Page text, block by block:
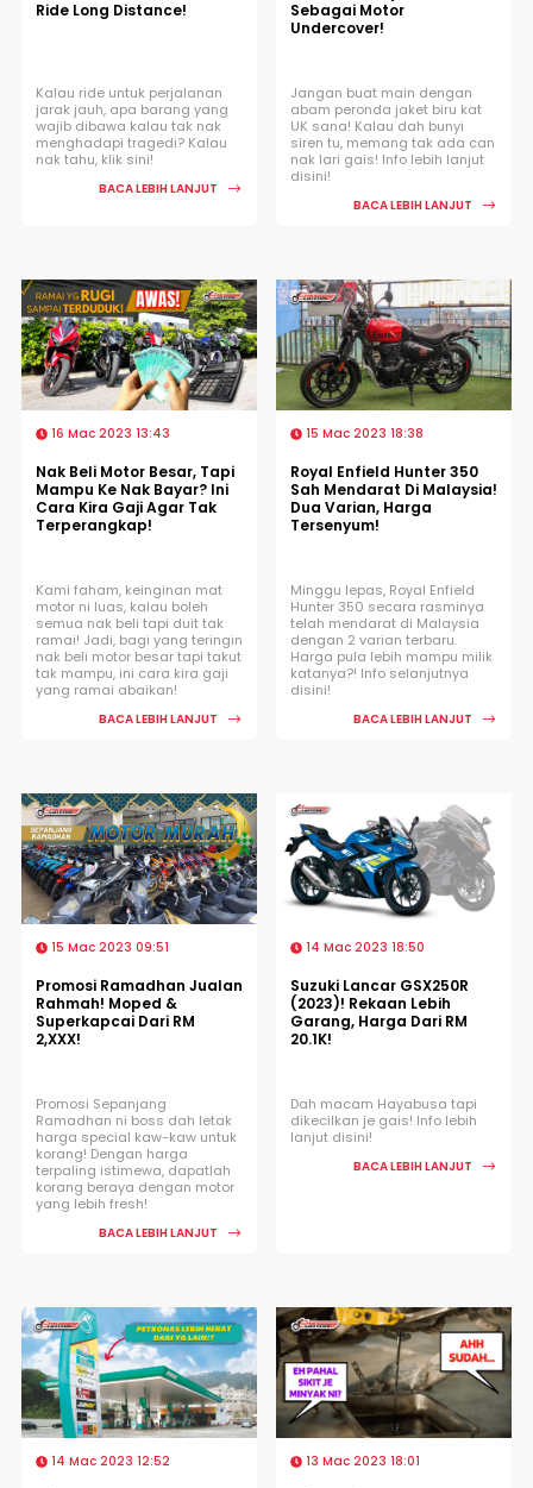
Ride Long Distance!
Kalau ride untuk perjalanan
jarak jauh, apa barang yang
wajib dibawa kalau tak nak
menghadapi tragedi? Kalau
nak tahu, klik sini!
BACA LEBIH LANJUT
Sebagai Motor
Undercover!
Jangan buat main dengan
abam peronda jaket biru kat
UK sana! Kalau dah bunyi
siren tu, memang tak ada can
nak lari gais! Info lebih lanjut
disini!
BACA LEBIH LANJUT
16 Mac 2023 13:43
Nak Beli Motor Besar, Tapi
Mampu Ke Nak Bayar? Ini
Cara Kira Gaji Agar Tak
Terperangkap!
Kami faham, keinginan mat
motor ni luas, kalau boleh
semua nak beli tapi duit tak
ramai! Jadi, bagi yang teringin
nak beli motor besar tapi takut
tak mampu, ini cara kira gaji
yang ramai abaikan!
BACA LEBIH LANJUT
15 Mac 2023 18:38
Royal Enfield Hunter 350
Sah Mendarat Di Malaysia!
Dua Varian, Harga
Tersenyum!
Minggu lepas, Royal Enfield
Hunter 350 secara rasminya
telah mendarat di Malaysia
dengan 2 varian terbaru.
Harga pula lebih mampu milik
katanya?! Info selanjutnya
disini!
BACA LEBIH LANJUT
15 Mac 2023 09:51
Promosi Ramadhan Jualan
Rahmah! Moped &
Superkapcai Dari RM
2,XXX!
Promosi Sepanjang
Ramadhan ni boss dah letak
harga special kaw-kaw untuk
korang! Dengan harga
terpaling istimewa, dapatlah
korang beraya dengan motor
yang lebih fresh!
BACA LEBIH LANJUT
14 Mac 2023 18:50
Suzuki Lancar GSX250R
(2023)! Rekaan Lebih
Garang, Harga Dari RM
20.1K!
Dah macam Hayabusa tapi
dikecilkan je gais! Info lebih
lanjut disini!
BACA LEBIH LANJUT
14 Mac 2023 12:52 13 Mac 2023 18:01